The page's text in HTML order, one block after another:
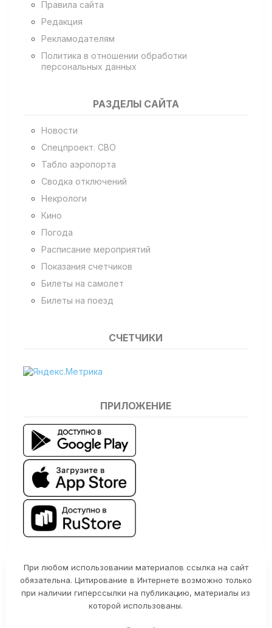
Правила сайта
Редакция
Рекламодателям
Политика в отношении обработки
персональных данных
РАЗДЕЛЫ САЙТА
Новости
Спецпроект. СВО
Табло аэропорта
Сводка отключений
Некрологи
Кино
Погода
Расписание мероприятий
Показания счетчиков
Билеты на самолет
Билеты на поезд
СЧЕТЧИКИ
ПРИЛОЖЕНИЕ
При любом использовании материалов ссылка на сайт
обязательна. Цитирование в Интернете возможно только
при наличии гиперссылки на публикацию, материалы из
которой использованы.